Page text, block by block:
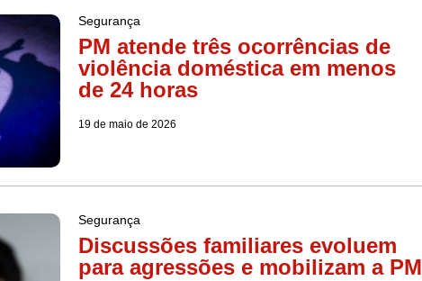
Segurança
PM atende três ocorrências de
violência doméstica em menos
de 24 horas
19 de maio de 2026
Segurança
Discussões familiares evoluem
para agressões e mobilizam a PM